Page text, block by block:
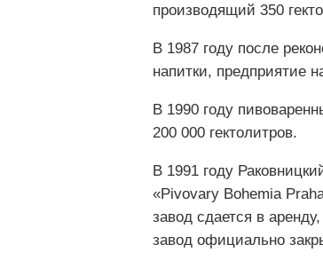
производящий 350
В 1987 году после
напитки, предприятие
В 1990 году
200 000 гектолитров.
В 1991 году
«Pivovary Bohemia
завод сдается в
завод официально